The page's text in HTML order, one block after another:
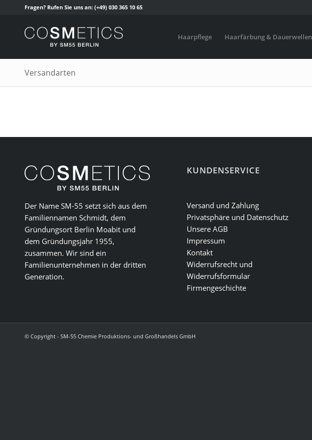
Fragen? Rufen Sie uns an: (+49) 030 365 10 65
Haarpflege Haarfärbung & Dauerwellen
Versandarten
Der Name SM-55 setzt sich aus dem
Familiennamen Schmidt, dem
Gründungsort Berlin Moabit und
dem Gründungsjahr 1955,
zusammen. Wir sind ein
Familienunternehmen in der dritten
Generation.
KUNDENSERVICE
Versand und Zahlung
Privatsphäre und Datenschutz
Unsere AGB
Impressum
Kontakt
Widerrufsrecht und
Widerrufsformular
Firmengeschichte
© Copyright - SM-55 Chemie Produktions- und Großhandels GmbH